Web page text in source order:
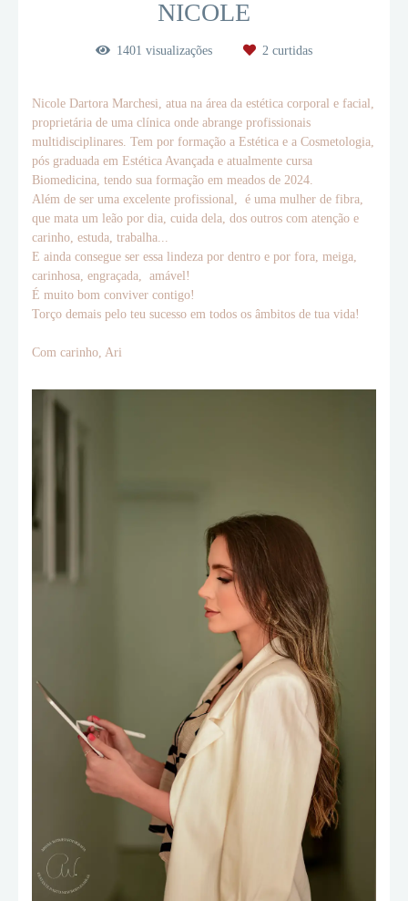
NICOLE
1401 visualizações 2 curtidas
Nicole Dartora Marchesi, atua na área da estética corporal e facial,
proprietária de uma clínica onde abrange profissionais
multidisciplinares. Tem por formação a Estética e a Cosmetologia,
pós graduada em Estética Avançada e atualmente cursa
Biomedicina, tendo sua formação em meados de 2024.
Além de ser uma excelente profissional, é uma mulher de fibra,
que mata um leão por dia, cuida dela, dos outros com atenção e
carinho, estuda, trabalha...
E ainda consegue ser essa lindeza por dentro e por fora, meiga,
carinhosa, engraçada, amável!
É muito bom conviver contigo!
Torço demais pelo teu sucesso em todos os âmbitos de tua vida!
Com carinho, Ari